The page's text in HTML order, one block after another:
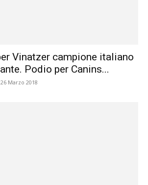
Vinatzer campione italiano
Podio per Canins...
26 Marzo 2018